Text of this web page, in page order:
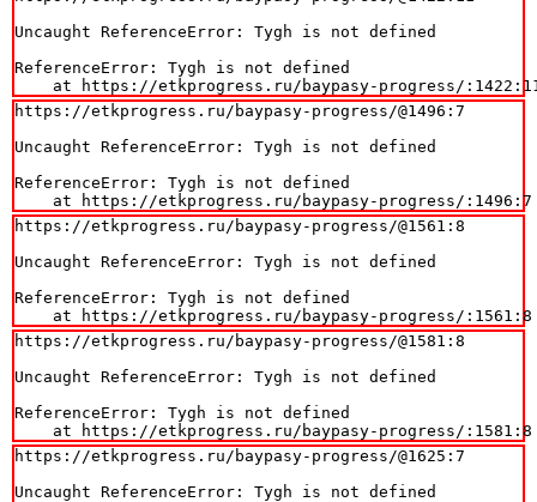
Uncaught ReferenceError: Tygh is not defined
ReferenceError: Tygh is not defined
at https://etkprogress.ru/baypasy-progress/
https://etkprogress.ru/baypasy-progress/@1496:7
Uncaught ReferenceError: Tygh is not defined
ReferenceError: Tygh is not defined
    at https://etkprogress.ru/baypasy-progress/:1496:7
https://etkprogress.ru/baypasy-progress/@1561:8
Uncaught ReferenceError: Tygh is not defined
ReferenceError: Tygh is not defined
    at https://etkprogress.ru/baypasy-progress/:1561:8
https://etkprogress.ru/baypasy-progress/@1581:8
Uncaught ReferenceError: Tygh is not defined
ReferenceError: Tygh is not defined
    at https://etkprogress.ru/baypasy-progress/:1581:8
https://etkprogress.ru/baypasy-progress/@1625:7
Uncaught ReferenceError: Tygh is not defined